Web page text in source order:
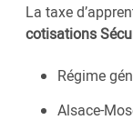
La taxe
cotisations
Régime
Alsace-